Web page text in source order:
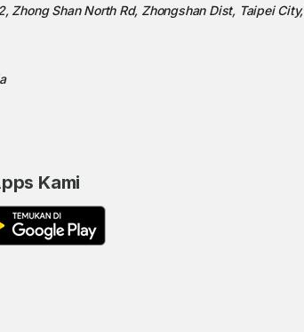
Zhong Shan North Rd, Zhongshan Dist, Taipei City,
Kami